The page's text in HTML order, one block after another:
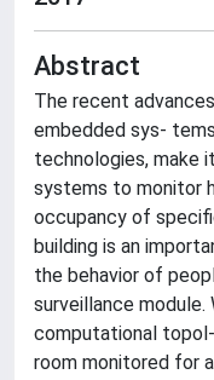
Abstract
The recent
embedded sys-
technologies, make
systems to monitor
occupancy of
building is an
the behavior of
surveillance
computational
room monitored for